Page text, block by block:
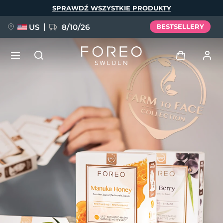
SPRAWDŹ WSZYSTKIE PRODUKTY
US 8/10/26 BESTSELLERY
Zaloguj
Profil użytkownika
Moje urządzenia
Moje zamówienia
Moje adresy
Moje subskrypcje
FAQ™ Pure Beauty-Tech Elixir
BREAKING NEWS
issa™ Teeth Whitening Set
English Deutsch
Español
Français
Italiano
Português
Polski
Svenska
Русский
简体中文 繁體中文